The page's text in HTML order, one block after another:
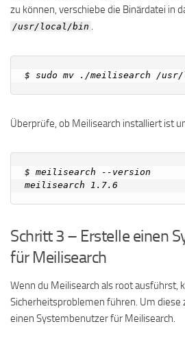
zu können, verschiebe die Binärdatei in
/usr/local/bin .
Überprüfe, ob Meilisearch installiert ist
$ meilisearch --version
Schritt 3 – Erstelle einen
für Meilisearch
Wenn du Meilisearch als root ausführst,
Sicherheitsproblemen führen. Um diese
einen Systembenutzer für Meilisearch.